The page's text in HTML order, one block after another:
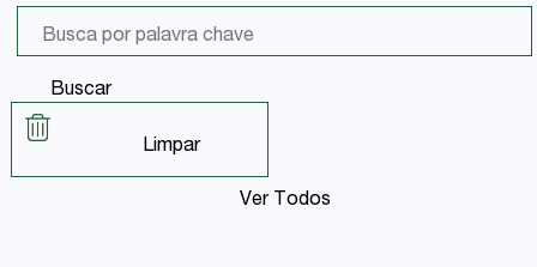
Buscar
Limpar
Ver Todos